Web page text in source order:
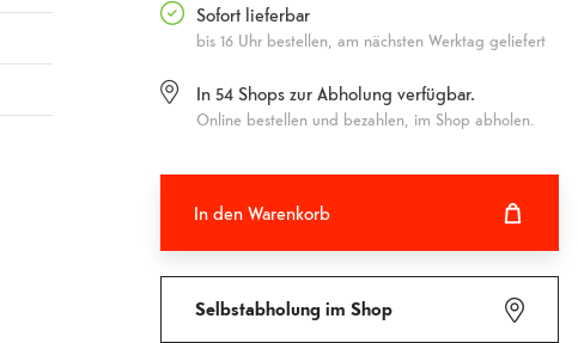
Sofort lieferbar
bis 16 Uhr bestellen, am nächsten Werktag geliefert
In 54Shops zur Abholung verfügbar.
Online bestellen und bezahlen, im Shop abholen.
In den Warenkorb
Selbstabholung im Shop